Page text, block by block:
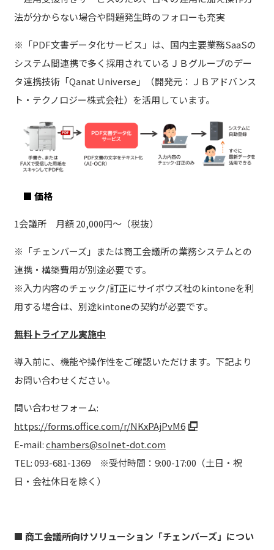
法が分からない場合や問題発生時のフォローも充実
※「PDF文書データ化サービス」は、国内主要業務SaaSの
システム間連携で多く採用されているＪＢグループのデー
タ連携技術「Qanat Universe」（開発元：ＪＢアドバンス
ト・テクノロジー株式会社）を活用しています。
■ 価格
1会議所 月額 20,000円～（税抜）
※「チェンバーズ」または商工会議所の業務システムとの
連携・構築費用が別途必要です。
※入力内容のチェック/訂正にサイボウズ社のkintoneを利
用する場合は、別途kintoneの契約が必要です。
無料トライアル実施中
導入前に、機能や操作性をご確認いただけます。下記より
お問い合わせください。
問い合わせフォーム:
https://forms.office.com/r/NKxPAjPvM6
E-mail:chambers@solnet-dot.com
TEL: 093-681-1369 ※受付時間：9:00-17:00（土日・祝
日・会社休日を除く）
■ 商工会議所向けソリューション「チェンバーズ」につい